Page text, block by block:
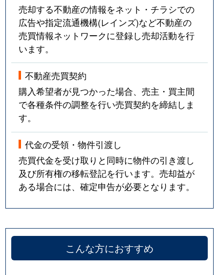
売却する不動産の情報をネット・チラシでの
広告や指定流通機構(レインズ)など不動産の
売買情報ネットワークに登録し売却活動を行
います。
不動産売買契約
購入希望者が見つかった場合、売主・買主間
で各種条件の調整を行い売買契約を締結しま
す。
代金の受領・物件引渡し
売買代金を受け取りと同時に物件の引き渡し
及び所有権の移転登記を行います。売却益が
ある場合には、確定申告が必要となります。
こんな方におすすめ